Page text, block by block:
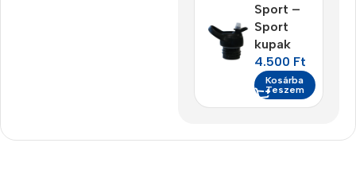
Sport –
Sport
kupak
4.500 Ft
Kosárba
Teszem